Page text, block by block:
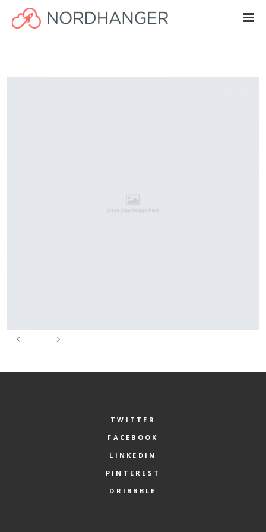
TWITTER
FACEBOOK
LINKEDIN
PINTEREST
DRIBBBLE